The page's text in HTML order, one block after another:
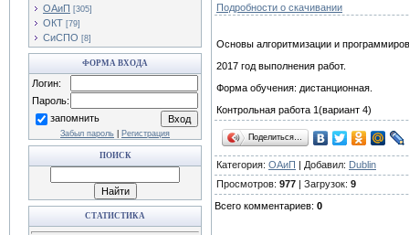
ОАиП [305]
ОКТ [79]
СиСПО [8]
ФОРМА ВХОДА
Логин:
Пароль:
запомнить
Забыл пароль Регистрация
ПОИСК
СТАТИСТИКА
Подробности о скачивании
Основы алгоритмизации и
2017 год выполнения работ.
Форма обучения: дистанционная.
Контрольная работа 1(вариант 4)
Поделиться…
Категория: ОАиП | Добавил: Dublin
Просмотров: 977 | Загрузок: 9
Всего комментариев: 0